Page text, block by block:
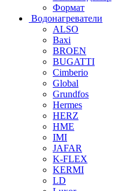
Формат
Водонагреватели
ALSO
Baxi
BROEN
BUGATTI
Cimberio
Global
Grundfos
Hermes
HERZ
HME
IMI
JAFAR
K-FLEX
KERMI
LD